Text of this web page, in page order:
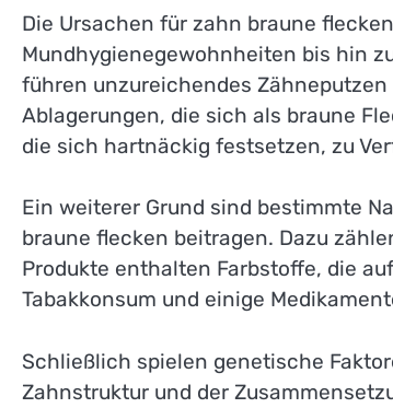
Die Ursachen für zahn braune
Mundhygienegewohnheiten bis hin
führen unzureichendes
Ablagerungen, die sich als braune
die sich hartnäckig festsetzen, zu
Ein weiterer Grund sind bestimmte
braune flecken beitragen. Dazu
Produkte enthalten Farbstoffe, die
Tabakkonsum und einige
Schließlich spielen genetische
Zahnstruktur und der